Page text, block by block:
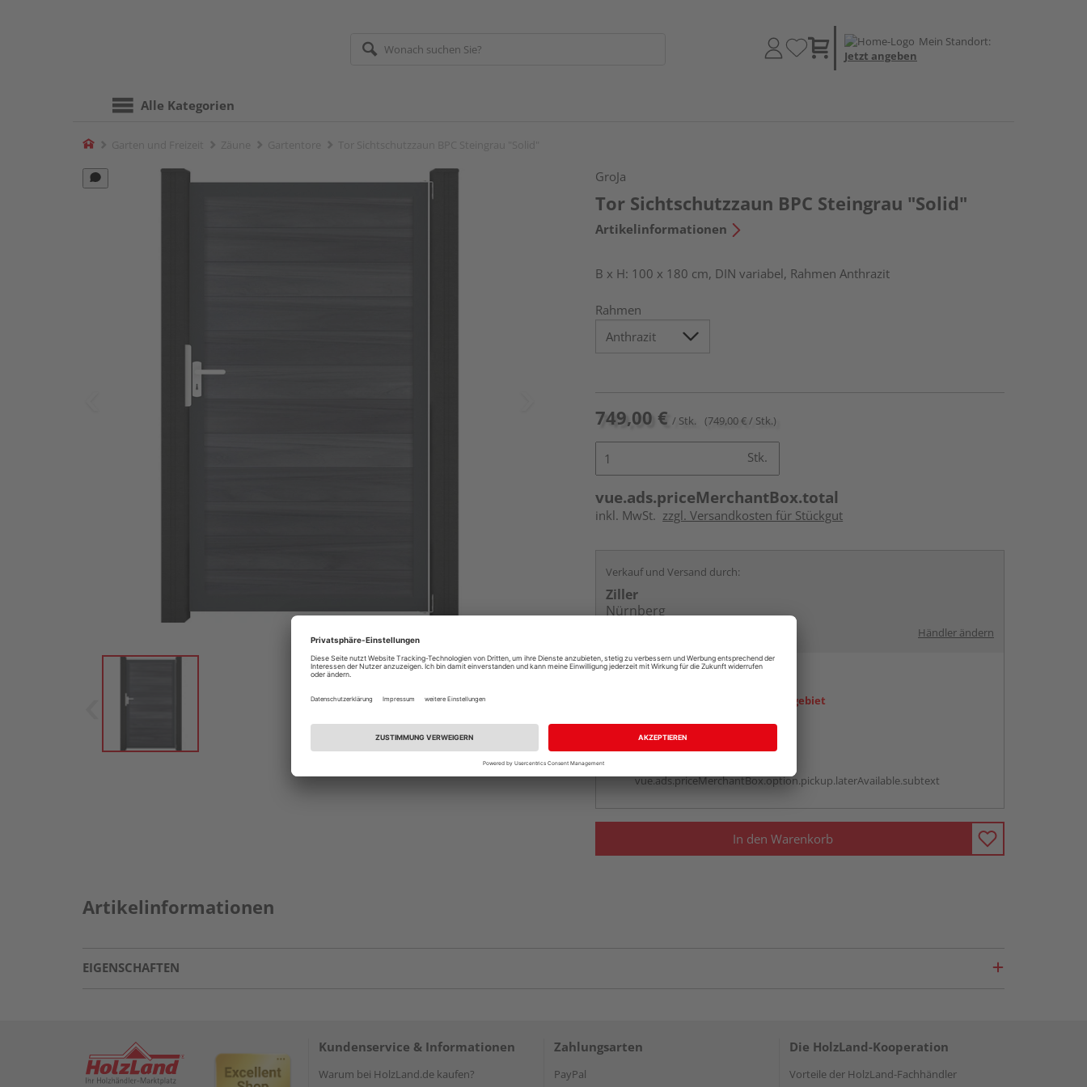
Mein Standort:
Jetzt angeben
Alle Kategorien
Home
GroJa
Tor Sichtschutzzaun BPC Steingrau "Solid"
Artikelinformationen
B x H: 100 x 180 cm, DIN variabel, Rahmen Anthrazit
Rahmen
749,00 € / Stk. (749,00 € / Stk.)
Stk.
vue.ads.priceMerchantBox.total
inkl. MwSt. zzgl. Versandkosten für Stückgut
Verkauf und Versand durch:
Ziller
Nürnberg
Händler ändern
Ihr Standort ist nicht im Liefergebiet
Beim Händler abholen
vue.ads.priceMerchantBox.option.pickup.laterAvailable.subtext
In den Warenkorb
Artikelinformationen
EIGENSCHAFTEN
Kundenservice & Informationen
Warum bei HolzLand.de kaufen?
Zahlungsarten
PayPal
Die HolzLand-Kooperation
Vorteile der HolzLand-Fachhändler